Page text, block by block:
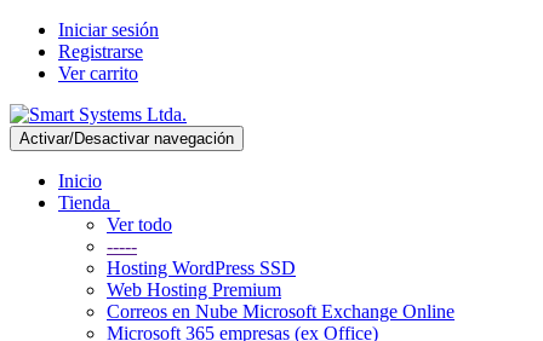
Iniciar sesión
Registrarse
Ver carrito
Activar/Desactivar navegación
Inicio
Tienda
Ver todo
-----
Hosting WordPress SSD
Web Hosting Premium
Correos en Nube Microsoft Exchange Online
Microsoft 365 empresas (ex Office)